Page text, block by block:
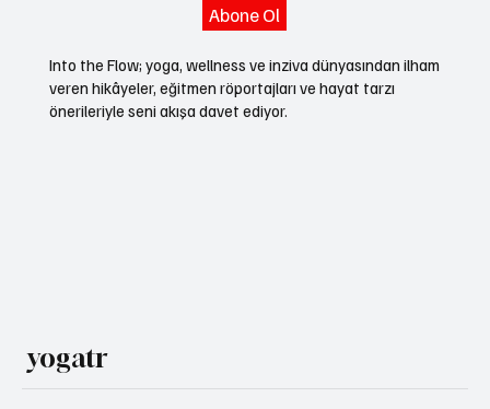
Into the Flow; yoga, wellness ve inziva dünyasından ilham
veren hikâyeler, eğitmen röportajları ve hayat tarzı
önerileriyle seni akışa davet ediyor.
Abone Ol
yogatr